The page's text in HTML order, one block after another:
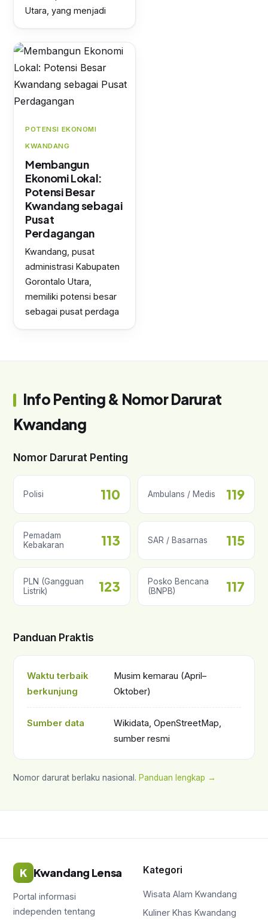
Utara, yang menjadi
POTENSI EKONOMI
KWANDANG
Membangun
Ekonomi Lokal:
Potensi Besar
Kwandang sebagai
Pusat
Perdagangan
Kwandang, pusat
administrasi Kabupaten
Gorontalo Utara,
memiliki potensi besar
sebagai pusat perdaga
Info Penting & Nomor Darurat
Kwandang
Nomor Darurat Penting
Polisi 110 Ambulans / Medis 119
Pemadam
Kebakaran
113 SAR / Basarnas 115
PLN (Gangguan
Listrik)
123
Posko Bencana
(BNPB)
117
Panduan Praktis
Waktu terbaik
berkunjung
Musim kemarau (April–
Oktober)
Sumber data
Wikidata, OpenStreetMap,
sumber resmi
Nomor darurat berlaku nasional. Panduan lengkap →
K Kwandang Lensa
Portal informasi
independen tentang
Kategori
Wisata Alam Kwandang
Kuliner Khas Kwandang